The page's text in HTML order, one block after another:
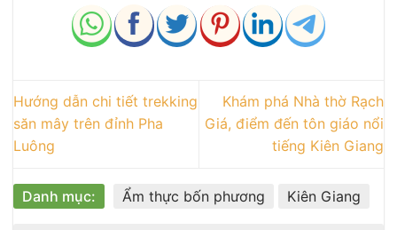
Hướng dẫn chi tiết trekking
săn mây trên đỉnh Pha
Luông
Khám phá Nhà thờ Rạch
Giá, điểm đến tôn giáo nổi
tiếng Kiên Giang
Danh mục: Ẩm thực bốn phương Kiên Giang